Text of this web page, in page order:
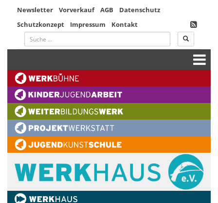
Newsletter Vorverkauf AGB
Datenschutz
Schutzkonzept
Impressum Kontakt